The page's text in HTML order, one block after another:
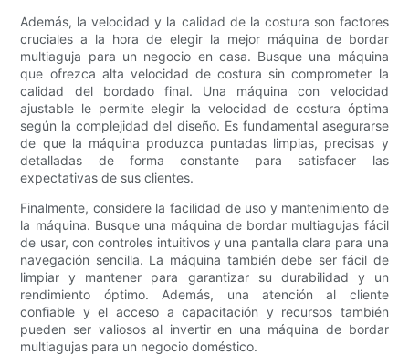
Además, la velocidad y la calidad de la costura son factores
cruciales a la hora de elegir la mejor máquina de bordar
multiaguja para un negocio en casa. Busque una máquina
que ofrezca alta velocidad de costura sin comprometer la
calidad del bordado final. Una máquina con velocidad
ajustable le permite elegir la velocidad de costura óptima
según la complejidad del diseño. Es fundamental asegurarse
de que la máquina produzca puntadas limpias, precisas y
detalladas de forma constante para satisfacer las
expectativas de sus clientes.
Finalmente, considere la facilidad de uso y mantenimiento de
la máquina. Busque una máquina de bordar multiagujas fácil
de usar, con controles intuitivos y una pantalla clara para una
navegación sencilla. La máquina también debe ser fácil de
limpiar y mantener para garantizar su durabilidad y un
rendimiento óptimo. Además, una atención al cliente
confiable y el acceso a capacitación y recursos también
pueden ser valiosos al invertir en una máquina de bordar
multiagujas para un negocio doméstico.